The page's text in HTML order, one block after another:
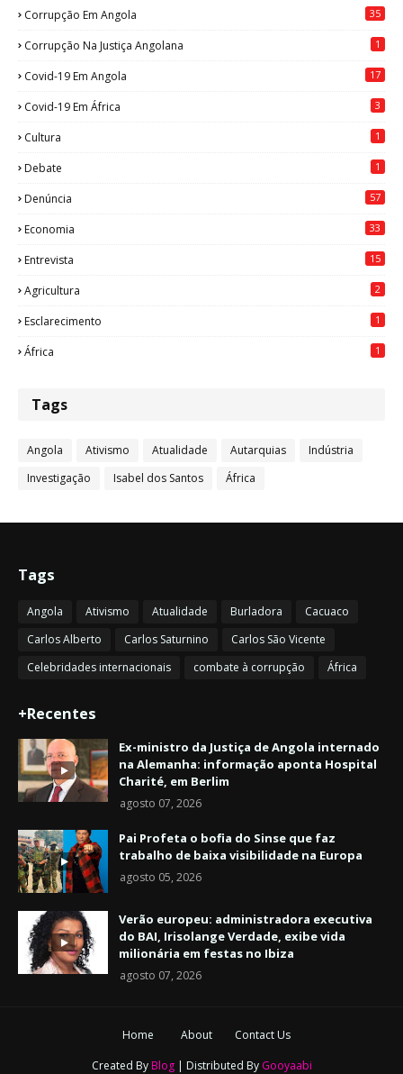
Corrupção Em Angola 35
Corrupção Na Justiça Angolana 1
Covid-19 Em Angola 17
Covid-19 Em África 3
Cultura 1
Debate 1
Denúncia 57
Economia 33
Entrevista 15
Agricultura 2
Esclarecimento 1
África 1
Tags
Angola Ativismo Atualidade Autarquias
Indústria
Investigação
Isabel dos Santos África
Tags
Angola Ativismo Atualidade Burladora
Cacuaco
Carlos Alberto
Carlos Saturnino
Carlos São Vicente
Celebridades internacionais
combate à corrupção África
+Recentes
Ex-ministro da Justiça de Angola internado
na Alemanha: informação aponta Hospital
Charité, em Berlim
agosto 07, 2026
Pai Profeta o bofia do Sinse que faz
trabalho de baixa visibilidade na Europa
agosto 05, 2026
Verão europeu: administradora executiva
do BAI, Irisolange Verdade, exibe vida
milionária em festas no Ibiza
agosto 07, 2026
Home About
Contact Us
Created By Blog| Distributed By Gooyaabi